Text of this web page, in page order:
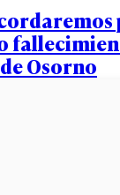
Osorno